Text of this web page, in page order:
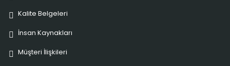
Kalite Belgeleri
İnsan Kaynakları
Müşteri İlişkileri